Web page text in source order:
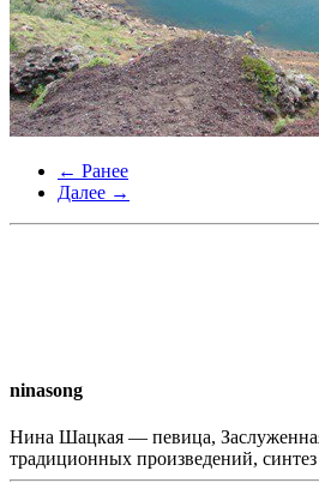
← Ранее
Далее →
ninasong
Нина Шацкая — певица,
традиционных произведений,